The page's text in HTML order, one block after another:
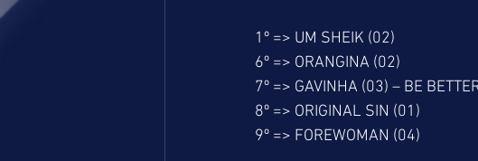
1º => UM SHEIK (02)
6º => ORANGINA (02)
7º => GAVINHA (03) – BE
8º => ORIGINAL SIN (01)
9º => FOREWOMAN (04)